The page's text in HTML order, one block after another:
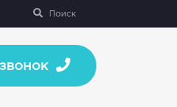
Поиск